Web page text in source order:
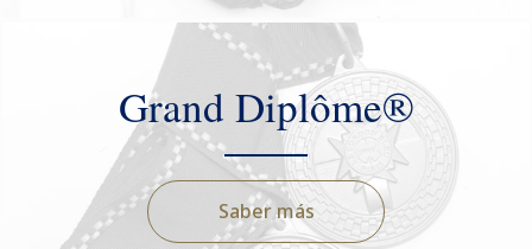
Grand Diplôme®
Saber más